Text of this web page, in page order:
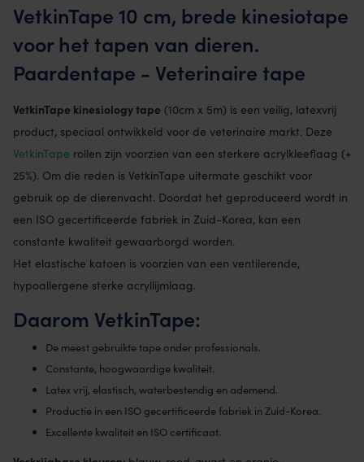
VetkinTape 10 cm, brede kinesiotape
voor het tapen van dieren.
Paardentape - Veterinaire tape
VetkinTape kinesiology tape (10cm x 5m) is een veilig, latexvrij
product, speciaal ontwikkeld voor de veterinaire markt. Deze
VetkinTape rollen zijn voorzien van een sterkere acrylkleeflaag (+
25%). Om die reden is VetkinTape uitermate geschikt voor
gebruik op de dierenvacht. Doordat het geproduceerd wordt in
een ISO gecertificeerde fabriek in Zuid-Korea, kan een
constante kwaliteit gewaarborgd worden.
Het elastische katoen is voorzien van een ventilerende,
hypoallergene sterke acryllijmlaag.
Daarom VetkinTape:
De meest gebruikte tape onder professionals.
Constante, hoogwaardige kwaliteit.
Latex vrij, elastisch, waterbestendig en ademend.
Productie in een ISO gecertificeerde fabriek in Zuid-Korea.
Excellente kwaliteit en ISO certificaat.